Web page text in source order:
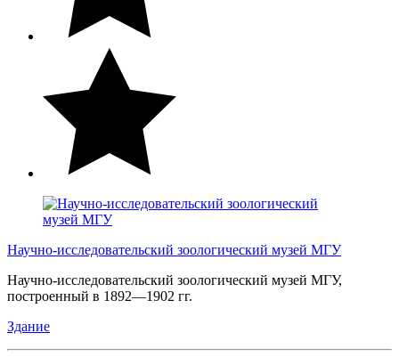
Научно-исследовательский зоологический музей МГУ
Научно-исследовательский зоологический музей МГУ,
построенный в 1892—1902 гг.
Здание